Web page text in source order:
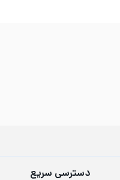
دسترسی سریع